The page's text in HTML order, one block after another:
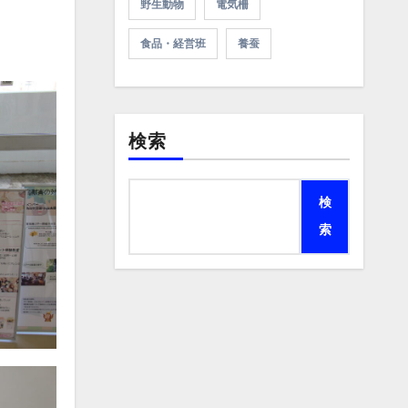
野生動物 電気柵
食品・経営班 養蚕
検索
検
索